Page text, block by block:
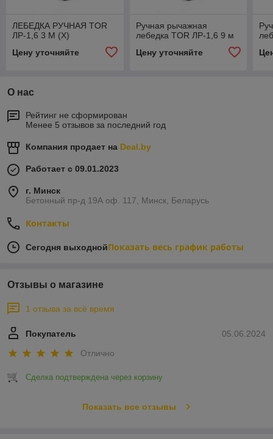
ЛЕБЕДКА РУЧНАЯ TOR
ЛР-1,6 3 М (X)
Цену уточняйте
Ручная рычажная
лебедка TOR ЛР-1,6 9 м
Цену уточняйте
О нас
Рейтинг не сформирован
Менее 5 отзывов за последний год
Компания продает на Deal.by
Работает с 09.01.2023
г. Минск
Бетонный пр-д 19А оф. 117, Минск, Беларусь
Контакты
Сегодня выходнойПоказать весь график работы
Отзывы о магазине
1 отзыва за всё время
05.06.2024
Покупатель
Отлично
Сделка подтверждена через корзину
Показать все отзывы